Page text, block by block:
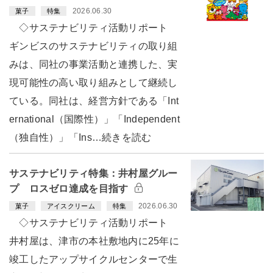
菓子 特集 2026.06.30
◇サステナビリティ活動リポート
ギンビスのサステナビリティの取り組
みは、同社の事業活動と連携した、実
現可能性の高い取り組みとして継続し
ている。同社は、経営方針である「Int
ernational（国際性）」「Independent
（独自性）」「Ins…続きを読む
サステナビリティ特集：井村屋グルー
プ ロスゼロ達成を目指す
菓子 アイスクリーム 特集 2026.06.30
◇サステナビリティ活動リポート
井村屋は、津市の本社敷地内に25年に
竣工したアップサイクルセンターで生